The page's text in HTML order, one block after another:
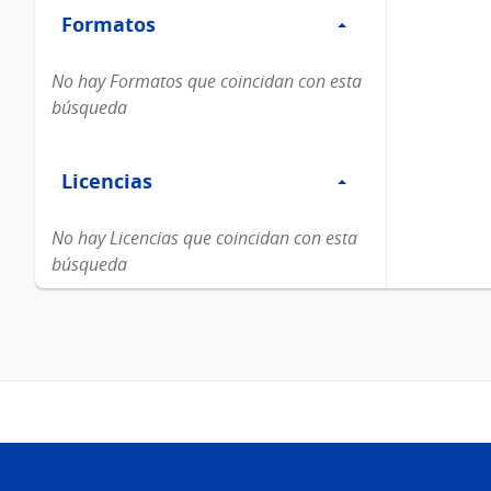
Formatos
Formatos
No hay Formatos que coincidan con esta
búsqueda
Licencias
Licencias
No hay Licencias que coincidan con esta
búsqueda